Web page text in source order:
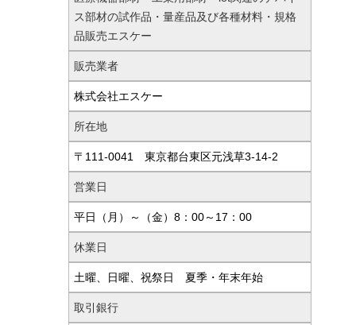
ス部材の試作品・量産品及び各種材料・規格
品販売エスケー
販売業者
株式会社エスケー
所在地
〒111-0041 東京都台東区元浅草3-14-2
営業日
平日（月）～（金）8：00～17：00
休業日
土曜、日曜、祝祭日 夏季・年末年始
取引銀行